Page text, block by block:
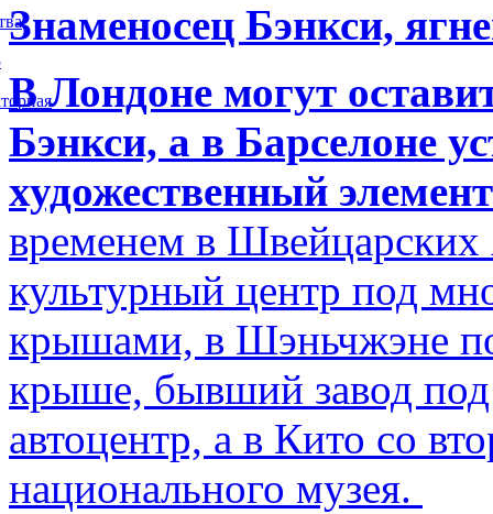
Знаменосец Бэнкси,
В Лондоне могут
Бэнкси, а в Барселоне
художественный
временем в Швейцарских
культурный центр под
крышами, в Шэньчжэне
крыше, бывший завод
автоцентр, а в Кито со
национального музея.